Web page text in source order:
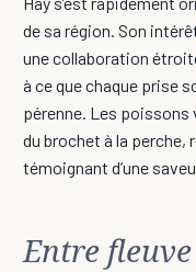
de sa région. Son
une collaboration
à ce que chaque prise
pérenne. Les poissons
du brochet à la perche,
témoignant d’une
Entre